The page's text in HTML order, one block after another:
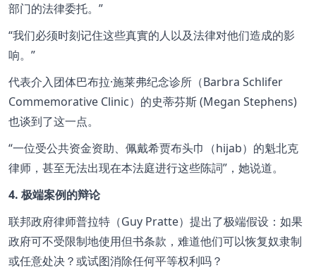
部门的法律委托。
我们必须时刻记住这些真實的人以及法律对他们造成的影
响。
代表介入团体巴布拉·施莱弗纪念诊所（Barbra Schlifer
Commemorative Clinic）的史蒂芬斯 (Megan Stephens)
也谈到了这一点。
一位受公共资金资助、佩戴希贾布头巾（hijab）的魁北克
律师，甚至无法出现在本法庭进行这些陈詞
，她说道。
4. 极端案例的辩论
联邦政府律师普拉特（Guy Pratte）提出了极端假设：如果
政府可不受限制地使用但书条款，难道他们可以恢复奴隶制
或任意处决？或试图消除任何平等权利吗？